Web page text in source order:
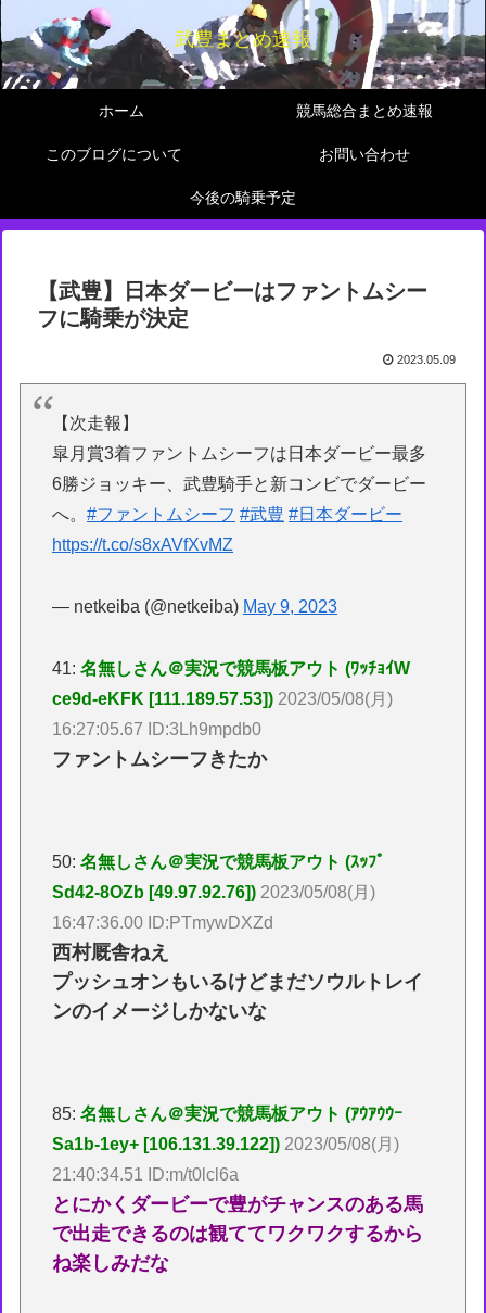
武豊まとめ速報
ホーム 競馬総合まとめ速報
このブログについて お問い合わせ
今後の騎乗予定
【武豊】日本ダービーはファントムシー
フに騎乗が決定
2023.05.09
【次走報】
皐月賞3着ファントムシーフは日本ダービー最多
6勝ジョッキー、武豊騎手と新コンビでダービー
へ。#ファントムシーフ #武豊 #日本ダービー
https://t.co/s8xAVfXvMZ
— netkeiba (@netkeiba) May 9, 2023
41:名無しさん＠実況で競馬板アウト (ﾜｯﾁｮｲW
ce9d-eKFK [111.189.57.53]) 2023/05/08(月)
16:27:05.67 ID:3Lh9mpdb0
ファントムシーフきたか
50:名無しさん＠実況で競馬板アウト (ｽｯﾌﾟ
Sd42-8OZb [49.97.92.76]) 2023/05/08(月)
16:47:36.00 ID:PTmywDXZd
西村厩舎ねえ
プッシュオンもいるけどまだソウルトレイ
ンのイメージしかないな
85:名無しさん＠実況で競馬板アウト (ｱｳｱｳｳｰ
Sa1b-1ey+ [106.131.39.122]) 2023/05/08(月)
21:40:34.51 ID:m/t0lcl6a
とにかくダービーで豊がチャンスのある馬
で出走できるのは観ててワクワクするから
ね楽しみだな